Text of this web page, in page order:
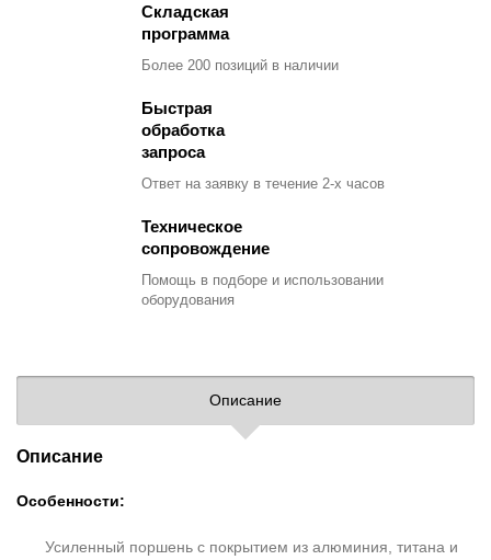
Складская
программа
Более 200 позиций в наличии
Быстрая
обработка
запроса
Ответ на заявку в течение 2-х часов
Техническое
сопровождение
Помощь в подборе и использовании
оборудования
Описание
Описание
Особенности:
Усиленный поршень с покрытием из алюминия, титана и